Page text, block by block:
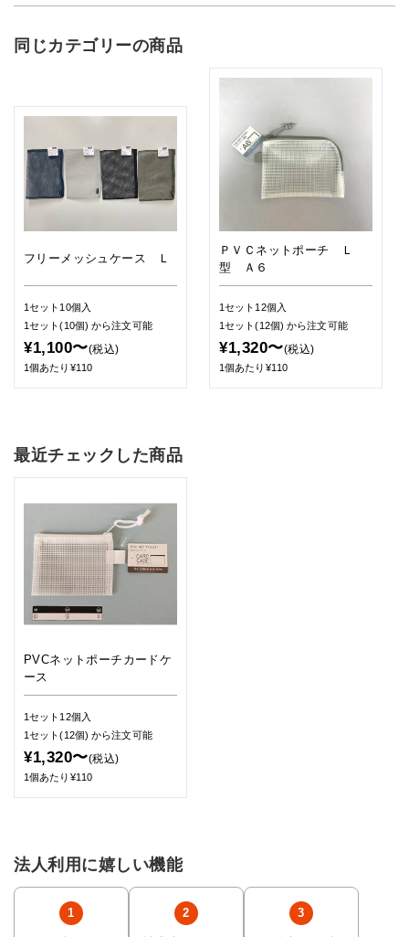
同じカテゴリーの商品
フリーメッシュケース Ｌ
1セット10個入
1セット(10個)から注文可能
¥1,100〜(税込)
1個あたり¥110
ＰＶＣネットポーチ Ｌ
型 Ａ６
1セット12個入
1セット(12個)から注文可能
¥1,320〜(税込)
1個あたり¥110
最近チェックした商品
PVCネットポーチカードケ
ース
1セット12個入
1セット(12個)から注文可能
¥1,320〜(税込)
1個あたり¥110
法人利用に嬉しい機能